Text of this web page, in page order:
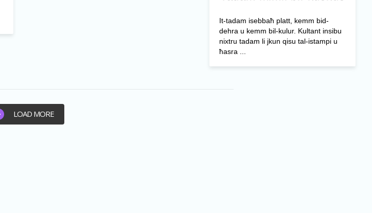
It-tadam isebbaħ platt, kemm bid-
dehra u kemm bil-kulur. Kultant insibu
nixtru tadam li jkun qisu tal-istampi u
ħasra ...
LOAD MORE